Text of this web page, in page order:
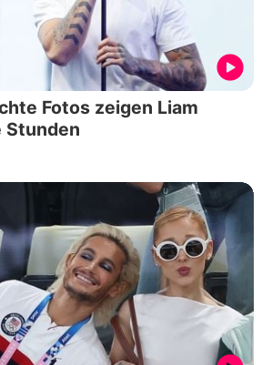
Fotos zeigen Liam
Stunden